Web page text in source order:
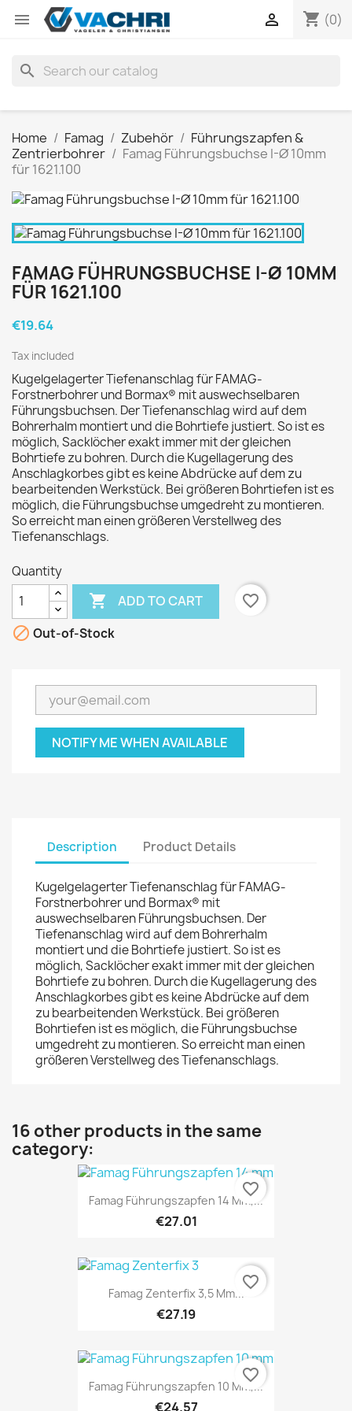
 shopping_cart (0)

search
Home Famag Zubehör
Führungszapfen &
Zentrierbohrer
Famag Führungsbuchse I-Ø 10mm
für 1621.100
FAMAG FÜHRUNGSBUCHSE I-Ø 10MM
FÜR 1621.100
€19.64
Tax included
Kugelgelagerter Tiefenanschlag für FAMAG-
Forstnerbohrer und Bormax® mit auswechselbaren
Führungsbuchsen. Der Tiefenanschlag wird auf dem
Bohrerhalm montiert und die Bohrtiefe justiert. So ist es
möglich, Sacklöcher exakt immer mit der gleichen
Bohrtiefe zu bohren. Durch die Kugellagerung des
Anschlagkorbes gibt es keine Abdrücke auf dem zu
bearbeitenden Werkstück. Bei größeren Bohrtiefen ist es
möglich, die Führungsbuchse umgedreht zu montieren.
So erreicht man einen größeren Verstellweg des
Tiefenanschlags.
Quantity
 ADD TO CART
favorite_border
 Out-of-Stock
NOTIFY ME WHEN AVAILABLE
Description Product Details
Kugelgelagerter Tiefenanschlag für FAMAG-
Forstnerbohrer und Bormax® mit
auswechselbaren Führungsbuchsen. Der
Tiefenanschlag wird auf dem Bohrerhalm
montiert und die Bohrtiefe justiert. So ist es
möglich, Sacklöcher exakt immer mit der gleichen
Bohrtiefe zu bohren. Durch die Kugellagerung des
Anschlagkorbes gibt es keine Abdrücke auf dem
zu bearbeitenden Werkstück. Bei größeren
Bohrtiefen ist es möglich, die Führungsbuchse
umgedreht zu montieren. So erreicht man einen
größeren Verstellweg des Tiefenanschlags.
16 other products in the same
category:
Famag Führungszapfen 14 Mm,...
€27.01
favorite_border
Famag Zenterfix 3,5 Mm...
€27.19
favorite_border
Famag Führungszapfen 10 Mm,...
€24.57
favorite_border